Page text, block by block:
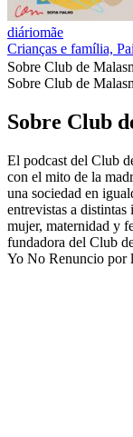
diáriomãe
Crianças e família,
Sobre Club de
Sobre Club de
Sobre Club
El podcast del Club
con el mito de la
una sociedad en
entrevistas a
mujer, maternidad y
fundadora del Club
Yo No Renuncio por